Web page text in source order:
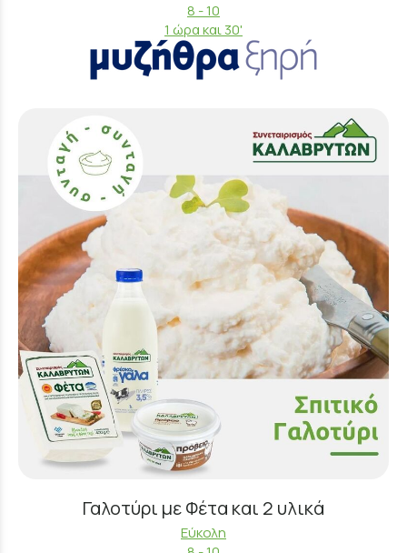
8 - 10
1 ώρα και 30'
Γαλοτύρι με Φέτα και 2 υλικά
Εύκολη